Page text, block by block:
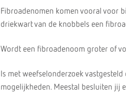
Fibroadenomen komen vooral voor
driekwart van de knobbels een
Wordt een fibroadenoom groter of
Is met weefselonderzoek
mogelijkheden. Meestal besluiten jij